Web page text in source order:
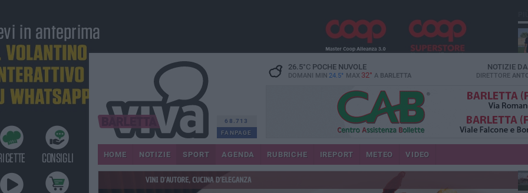
68.713
FANPAGE
26.5°CPOCHE NUVOLE
DOMANI MIN 24.5° MAX 32° A BARLETTA
NOTIZIE
DIRETTORE
HOME NOTIZIE SPORT AGENDA RUBRICHE IREPORT METEO VIDEO